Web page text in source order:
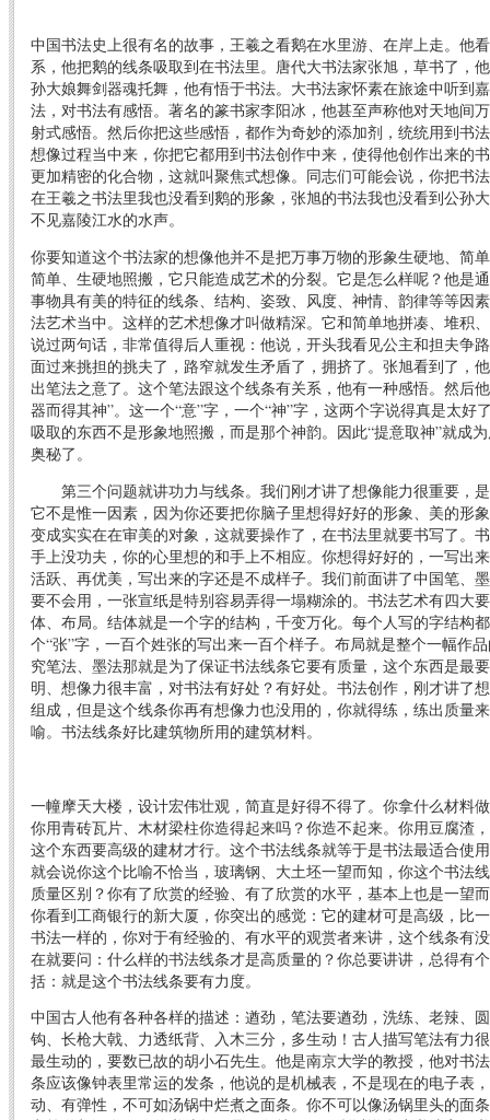
中国书法史上很有名的故事，王羲之看鹅在水里游、在岸上走。他
系，他把鹅的线条吸取到在书法里。唐代大书法家张旭，草书了，
孙大娘舞剑器魂托舞，他有悟于书法。大书法家怀素在旅途中听到
法，对书法有感悟。著名的篆书家李阳冰，他甚至声称他对天地间
射式感悟。然后你把这些感悟，都作为奇妙的添加剂，统统用到书
想像过程当中来，你把它都用到书法创作中来，使得他创作出来的
更加精密的化合物，这就叫聚焦式想像。同志们可能会说，你把书
在王羲之书法里我也没看到鹅的形象，张旭的书法我也没看到公孙
不见嘉陵江水的水声。
你要知道这个书法家的想像他并不是把万事万物的形象生硬地、简
简单、生硬地照搬，它只能造成艺术的分裂。它是怎么样呢？他是
事物具有美的特征的线条、结构、姿致、风度、神情、韵律等等因
法艺术当中。这样的艺术想像才叫做精深。它和简单地拼凑、堆积
说过两句话，非常值得后人重视：他说，开头我看见公主和担夫争
面过来挑担的挑夫了，路窄就发生矛盾了，拥挤了。张旭看到了，
出笔法之意了。这个笔法跟这个线条有关系，他有一种感悟。然后
器而得其神”。这一个“意”字，一个“神”字，这两个字说得真是太好
吸取的东西不是形象地照搬，而是那个神韵。因此“提意取神”就成
奥秘了。
第三个问题就讲功力与线条。我们刚才讲了想像能力很重要，
它不是惟一因素，因为你还要把你脑子里想得好好的形象、美的形
变成实实在在审美的对象，这就要操作了，在书法里就要书写了。
手上没功夫，你的心里想的和手上不相应。你想得好好的，一写出
活跃、再优美，写出来的字还是不成样子。我们前面讲了中国笔、
要不会用，一张宣纸是特别容易弄得一塌糊涂的。书法艺术有四大
体、布局。结体就是一个字的结构，千变万化。每个人写的字结构
个“张”字，一百个姓张的写出来一百个样子。布局就是整个一幅作
究笔法、墨法那就是为了保证书法线条它要有质量，这个东西是最
明、想像力很丰富，对书法有好处？有好处。书法创作，刚才讲了
组成，但是这个线条你再有想像力也没用的，你就得练，练出质量
喻。书法线条好比建筑物所用的建筑材料。
一幢摩天大楼，设计宏伟壮观，简直是好得不得了。你拿什么材料
你用青砖瓦片、木材梁柱你造得起来吗？你造不起来。你用豆腐渣
这个东西要高级的建材才行。这个书法线条就等于是书法最适合使
就会说你这个比喻不恰当，玻璃钢、大土坯一望而知，你这个书法
质量区别？你有了欣赏的经验、有了欣赏的水平，基本上也是一望
你看到工商银行的新大厦，你突出的感觉：它的建材可是高级，比
书法一样的，你对于有经验的、有水平的观赏者来讲，这个线条有
在就要问：什么样的书法线条才是高质量的？你总要讲讲，总得有
括：就是这个书法线条要有力度。
中国古人他有各种各样的描述：遒劲，笔法要遒劲，洗练、老辣、
钩、长枪大戟、力透纸背、入木三分，多生动！古人描写笔法有力
最生动的，要数已故的胡小石先生。他是南京大学的教授，他对书
条应该像钟表里常运的发条，他说的是机械表，不是现在的电子表
动、有弹性，不可如汤锅中烂煮之面条。你不可以像汤锅里头的面